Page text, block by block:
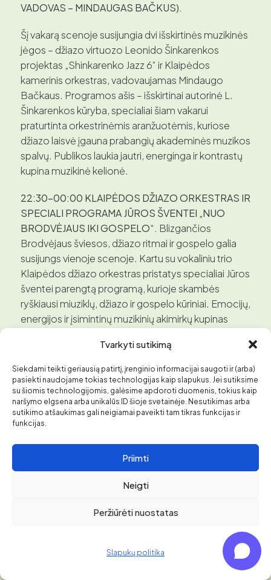
Tvarkyti sutikimą
Siekdami teikti geriausią patirtį, įrenginio informacijai saugoti ir (arba)
pasiekti naudojame tokias technologijas kaip slapukus. Jei sutiksime
su šiomis technologijomis, galėsime apdoroti duomenis, tokius kaip
naršymo elgsena arba unikalūs ID šioje svetainėje. Nesutikimas arba
sutikimo atšaukimas gali neigiamai paveikti tam tikras funkcijas ir
funkcijas.
Priimti
Neigti
Peržiūrėti nuostatas
Slapukų politika
VADOVAS – MINDAUGAS BAČKUS).
Šį vakarą scenoje susijungia dvi išskirtinės muzikinės
jėgos – džiazo virtuozo Leonido Šinkarenkos
projektas „Shinkarenko Jazz 6“ ir Klaipėdos
kamerinis orkestras, vadovaujamas Mindaugo
Bačkaus. Programos ašis – išskirtinai autorinė L.
Šinkarenkos kūryba, specialiai šiam vakarui
praturtinta orkestrinėmis aranžuotėmis, kuriose
džiazo laisvė įgauna prabangių akademinės muzikos
spalvų. Publikos laukia jautri, energinga ir kontrastų
kupina muzikinė kelionė.
22:30–00:00 KLAIPĖDOS DŽIAZO ORKESTRAS IR
SPECIALI PROGRAMA JŪROS ŠVENTEI „NUO
BRODVĖJAUS IKI GOSPELO“. Blizgančios
Brodvėjaus šviesos, džiazo ritmai ir gospelo galia
susijungs vienoje scenoje. Kartu su vokaliniu trio
Klaipėdos džiazo orkestras pristatys specialiai Jūros
šventei parengtą programą, kurioje skambės
ryškiausi miuziklų, džiazo ir gospelo kūriniai. Emocijų,
energijos ir įsimintinų muzikinių akimirkų kupinas
VIETA: Teatro aikštė
21:00–22:00 DANGĖS FLOTILĖ.„Dangės flotilė“
2026 sujungs du istorinius polius: profesionalaus
jūrinio buriavimo gimimą ir gilią marių burvalčių
tradiciją – Klaipėdos jūrinį paveldą, buriavimo
dvasia. Šių metų tradicinių ir istorinių laivų parado
santykį bei vėjo galią, įkvėpusią Klaipėdos jūrinę
Tradicinių ir istorinių laivų parado „Dangės
flotilė“ sutiktuvės Danėje
VIETA: Danės upė – nuo Pilies iki Biržos tilto / Danės